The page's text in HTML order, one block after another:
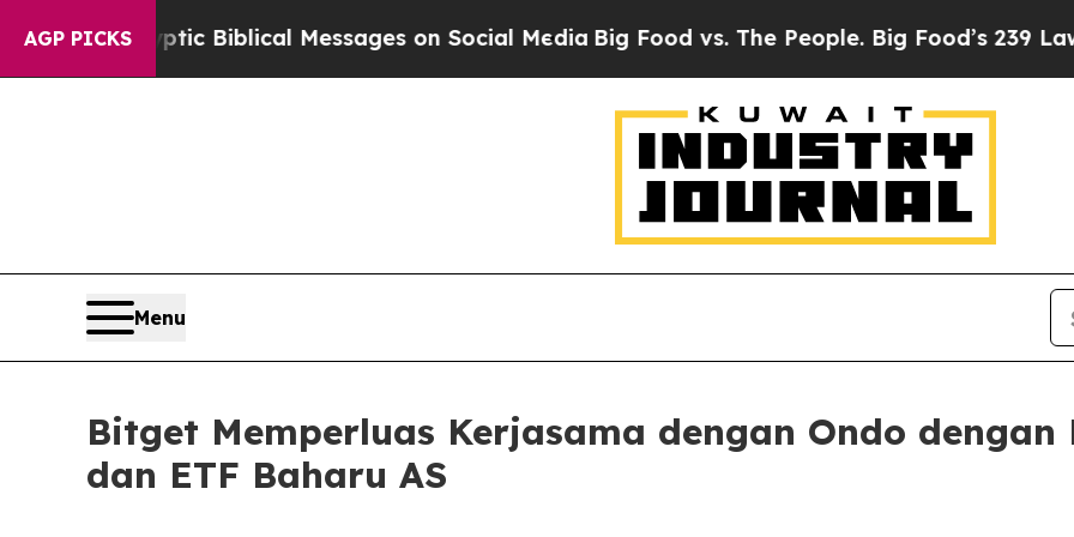
AGP PICKS
Cryptic Biblical Messages on Social MediaBig Food vs. The People. Big Food’s 239 Lawsuits
Menu
Bitget Memperluas Kerjasama dengan Ondo dengan
dan ETF Baharu AS